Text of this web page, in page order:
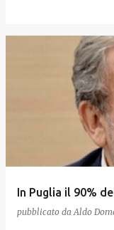
In Puglia il 90%
pubblicato da Aldo